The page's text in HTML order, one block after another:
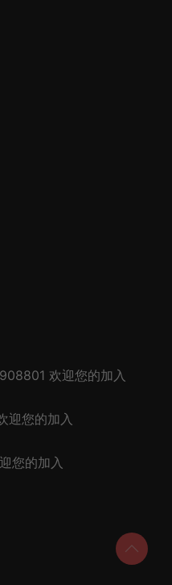
欢迎您的加入
迎您的加入
您的加入